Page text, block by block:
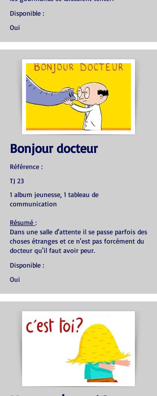
Disponible :
Oui
Bonjour docteur
Référence :
TJ 23
1 album jeunesse, 1 tableau de
communication
Résumé :
Dans une salle d'attente il se passe parfois des
choses étranges et ce n'est pas forcément du
docteur qu'il faut avoir peur.
Disponible :
Oui